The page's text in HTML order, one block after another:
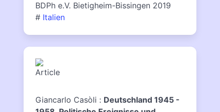
BDPh e.V. Bietigheim-Bissingen 2019
# Italien
Giancarlo Casòli : Deutschland 1945 -